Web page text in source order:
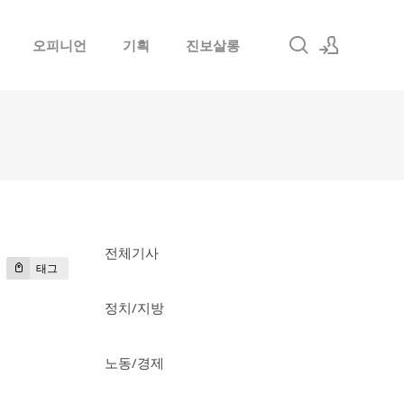
오피니언 기획 진보살롱
전체기사
정치/지방
노동/경제
태그